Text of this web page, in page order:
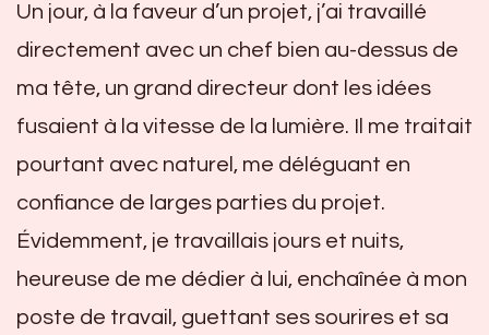
Un jour, à la faveur d’un projet, j’ai travaillé
directement avec un chef bien au-dessus de
ma tête, un grand directeur dont les idées
fusaient à la vitesse de la lumière. Il me traitait
pourtant avec naturel, me déléguant en
confiance de larges parties du projet.
Évidemment, je travaillais jours et nuits,
heureuse de me dédier à lui, enchaînée à mon
poste de travail, guettant ses sourires et sa